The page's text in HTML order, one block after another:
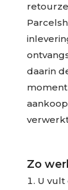
daarin
Zo
U vult